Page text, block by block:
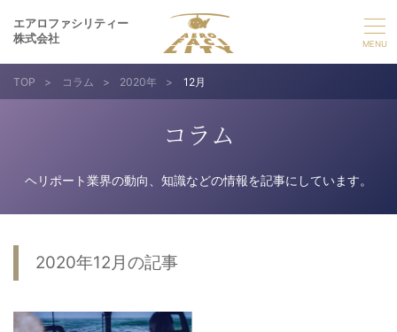
エアロファシリティー
株式会社
選ばれる理由
TOP > コラム > 2020年 > 12月
コラム
ヘリポート業界の動向、知識などの情報を記事にしています。
2020年12月の記事